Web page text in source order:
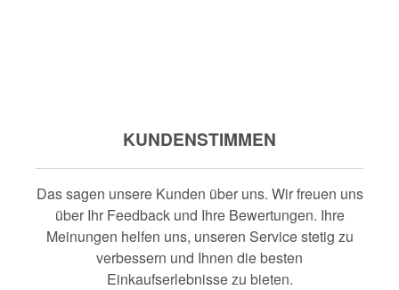
KUNDENSTIMMEN
Das sagen unsere Kunden über uns. Wir freuen uns
über Ihr Feedback und Ihre Bewertungen. Ihre
Meinungen helfen uns, unseren Service stetig zu
verbessern und Ihnen die besten
Einkaufserlebnisse zu bieten.